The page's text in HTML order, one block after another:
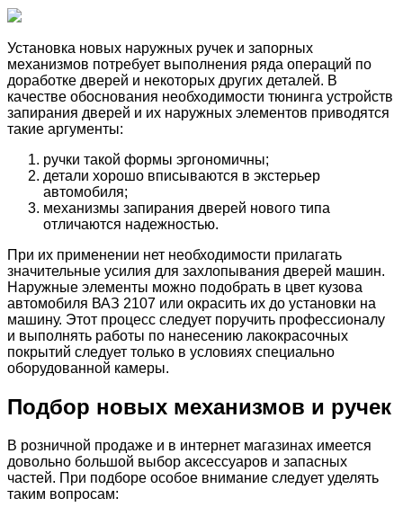
Установка новых наружных ручек и запорных
механизмов потребует выполнения ряда операций по
доработке дверей и некоторых других деталей. В
качестве обоснования необходимости тюнинга устройств
запирания дверей и их наружных элементов приводятся
такие аргументы:
ручки такой формы эргономичны;
детали хорошо вписываются в экстерьер
автомобиля;
механизмы запирания дверей нового типа
отличаются надежностью.
При их применении нет необходимости прилагать
значительные усилия для захлопывания дверей машин.
Наружные элементы можно подобрать в цвет кузова
автомобиля ВАЗ 2107 или окрасить их до установки на
машину. Этот процесс следует поручить профессионалу
и выполнять работы по нанесению лакокрасочных
покрытий следует только в условиях специально
оборудованной камеры.
Подбор новых механизмов и ручек
В розничной продаже и в интернет магазинах имеется
довольно большой выбор аксессуаров и запасных
частей. При подборе особое внимание следует уделять
таким вопросам: